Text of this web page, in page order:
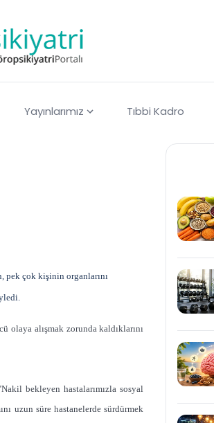
Yayınlarımız Tıbbi Kadro
pek çok kişinin organlarını
olaya alışmak zorunda kaldıklarını
bekleyen hastalarımızla sosyal
uzun süre hastanelerde sürdürmek